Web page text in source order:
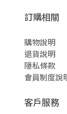
訂購相關
購物說明
退貨說明
隱私條款
會員制度說
客戶服務